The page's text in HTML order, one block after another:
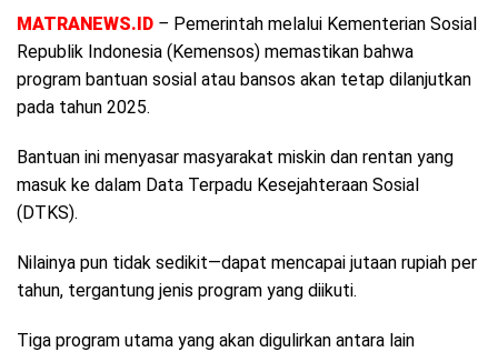
MATRANEWS.ID – Pemerintah melalui Kementerian Sosial
Republik Indonesia (Kemensos) memastikan bahwa
program bantuan sosial atau bansos akan tetap dilanjutkan
pada tahun 2025.
Bantuan ini menyasar masyarakat miskin dan rentan yang
masuk ke dalam Data Terpadu Kesejahteraan Sosial
(DTKS).
Nilainya pun tidak sedikit—dapat mencapai jutaan rupiah per
tahun, tergantung jenis program yang diikuti.
Tiga program utama yang akan digulirkan antara lain